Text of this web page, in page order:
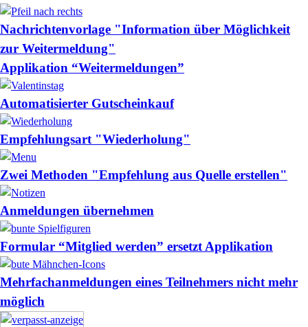
Nachrichtenvorlage "Information über Möglichkeit
zur Weitermeldung"
Applikation “Weitermeldungen”
Automatisierter Gutscheinkauf
Empfehlungsart "Wiederholung"
Zwei Methoden "Empfehlung aus Quelle erstellen"
Anmeldungen übernehmen
Formular “Mitglied werden” ersetzt Applikation
Mehrfachanmeldungen eines Teilnehmers nicht mehr
möglich